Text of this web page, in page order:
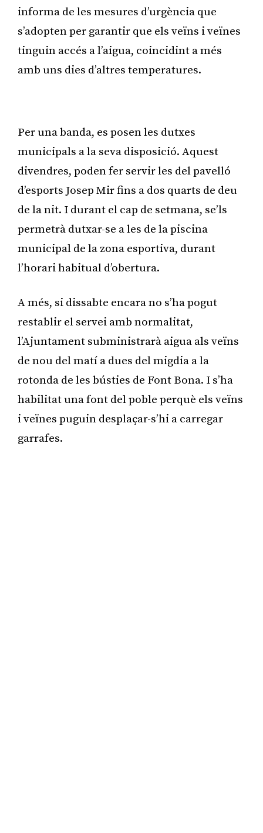
informa de les mesures d’urgència que
s’adopten per garantir que els veïns i veïnes
tinguin accés a l’aigua, coincidint a més
amb uns dies d’altres temperatures.
Per una banda, es posen les dutxes
municipals a la seva disposició. Aquest
divendres, poden fer servir les del pavelló
d’esports Josep Mir fins a dos quarts de deu
de la nit. I durant el cap de setmana, se’ls
permetrà dutxar-se a les de la piscina
municipal de la zona esportiva, durant
l’horari habitual d’obertura.
A més, si dissabte encara no s’ha pogut
restablir el servei amb normalitat,
l’Ajuntament subministrarà aigua als veïns
de nou del matí a dues del migdia a la
rotonda de les bústies de Font Bona. I s’ha
habilitat una font del poble perquè els veïns
i veïnes puguin desplaçar-s’hi a carregar
garrafes.